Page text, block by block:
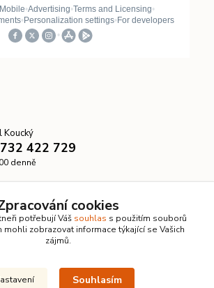
Koucký
422 729
denně
cookies
potřebují Váš souhlas s použitím souborů
mohli zobrazovat informace týkající se Vašich
zájmů.
Souhlasím